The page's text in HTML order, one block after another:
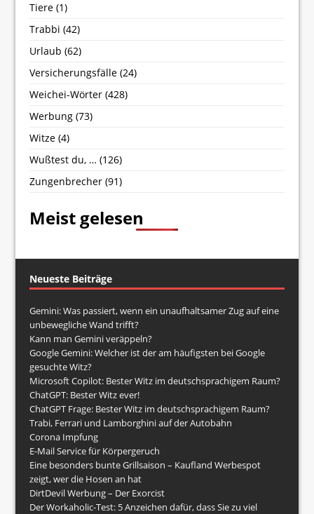
Tiere (1)
Trabbi (42)
Urlaub (62)
Versicherungsfälle (24)
Weichei-Wörter (428)
Werbung (73)
Witze (4)
Wußtest du, … (126)
Zungenbrecher (91)
Meist gelesen
Neueste Beiträge
Gemini: Was passiert, wenn ein unaufhaltsamer Zug auf eine
unbewegliche Wand trifft?
Kann man Gemini veräppeln?
Google Gemini: Welcher ist der am häufigsten bei Google
gesuchte Witz?
Microsoft Copilot: Bester Witz im deutschsprachigem Raum?
ChatGPT: Bester Witz ever!
ChatGPT Frage: Bester Witz im deutschsprachigem Raum?
Trabi, Ferrari und Lamborghini auf der Autobahn
Corona Impfung
E-Mail Service für Körpergeruch
Eine besonders bunte Grillsaison – Kaufland Werbespot
zeigt, wer die Hosen an hat
DirtDevil Werbung – Der Exorcist
Der Workaholic-Test: 5 Anzeichen dafür, dass Sie zu viel